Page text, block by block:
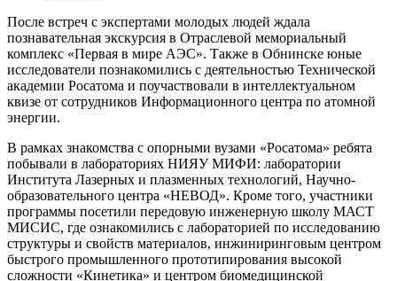
После встреч с экспертами молодых людей ждала
познавательная экскурсия в Отраслевой мемориальный
комплекс «Первая в мире АЭС». Также в Обнинске юные
исследователи познакомились с деятельностью Технической
академии Росатома и поучаствовали в интеллектуальном
квизе от сотрудников Информационного центра по атомной
энергии.
В рамках знакомства с опорными вузами «Росатома» ребята
побывали в лабораториях НИЯУ МИФИ: лаборатории
Института Лазерных и плазменных технологий, Научно-
образовательного центра «НЕВОД». Кроме того, участники
программы посетили передовую инженерную школу МАСТ
МИСИС, где ознакомились с лабораторией по исследованию
структуры и свойств материалов, инжиниринговым центром
быстрого промышленного прототипирования высокой
сложности «Кинетика» и центром биомедицинской